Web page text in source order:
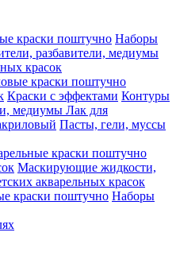
краски поштучно Наборы
разбавители, медиумы
красок
краски поштучно
Краски с эффектами Контуры
медиумы Лак для
Пасты, гели, муссы
краски поштучно
Маскирующие жидкости,
акварельных красок
краски поштучно Наборы